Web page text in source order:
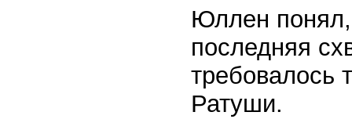
Юллен
последняя
требовалось
Ратуши.